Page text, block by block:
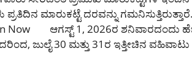
ಪ್ರತಿದಿನ ಮಾರುಕಟ್ಟೆ ದರವನ್ನು
Now ಆಗಸ್ಟ್ 1, 2026ರ ಶನಿವಾರದಂದು
ಜುಲೈ 30 ಮತ್ತು 31ರ ಇತ್ತೀಚಿನ